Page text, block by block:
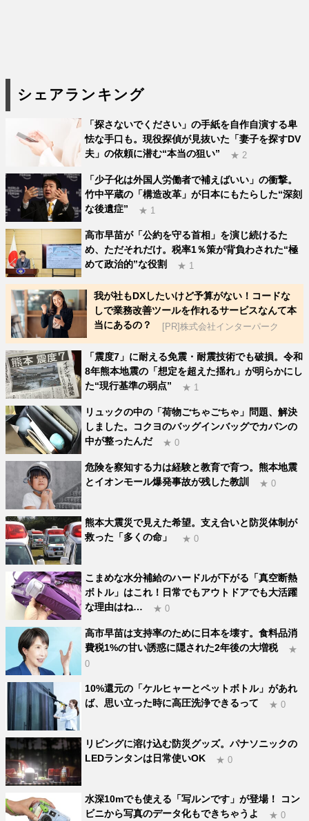
シェアランキング
「探さないでください」の手紙を自作自演する卑
怯な手口も。現役探偵が見抜いた「妻子を探すDV
夫」の依頼に潜む“本当の狙い”
★ 2
「少子化は外国人労働者で補えばいい」の衝撃。
竹中平蔵の「構造改革」が日本にもたらした“深刻
な後遺症”
★ 1
高市早苗が「公約を守る首相」を演じ続けるた
め、ただそれだけ。税率1％策が背負わされた“極
めて政治的”な役割
★ 1
我が社もDXしたいけど予算がない！コードな
しで業務改善ツールを作れるサービスなんて本
当にあるの？
[PR]株式会社インターパーク
「震度7」に耐える免震・耐震技術でも破損。令和
8年熊本地震の「想定を超えた揺れ」が明らかにし
た“現行基準の弱点”
★ 1
リュックの中の「荷物ごちゃごちゃ」問題、解決
しました。コクヨのバッグインバッグでカバンの
中が整ったんだ
★ 0
危険を察知する力は経験と教育で育つ。熊本地震
とイオンモール爆発事故が残した教訓
★ 0
熊本大震災で見えた希望。支え合いと防災体制が
救った「多くの命」
★ 0
こまめな水分補給のハードルが下がる「真空断熱
ボトル」はこれ！日常でもアウトドアでも大活躍
な理由はね…
★ 0
高市早苗は支持率のために日本を壊す。食料品消
費税1%の甘い誘惑に隠された2年後の大増税
★
0
10%還元の「ケルヒャーとペットボトル」があれ
ば、思い立った時に高圧洗浄できるって
★ 0
リビングに溶け込む防災グッズ。パナソニックの
LEDランタンは日常使いOK
★ 0
水深10mでも使える「写ルンです」が登場！ コン
ビニから写真のデータ化もできちゃうよ
★ 0